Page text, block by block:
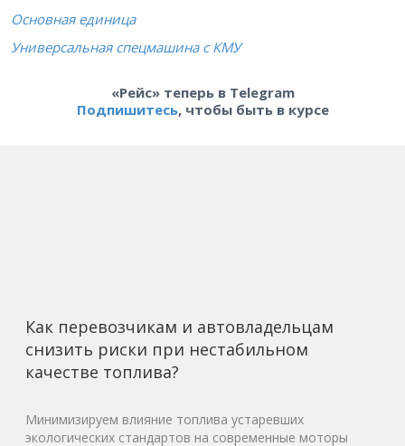
Основная единица
Универсальная спецмашина с КМУ
«Рейс» теперь в Telegram
Подпишитесь, чтобы быть в курсе
Как перевозчикам и автовладельцам
снизить риски при нестабильном
качестве топлива?
Минимизируем влияние топлива устаревших
экологических стандартов на современные моторы